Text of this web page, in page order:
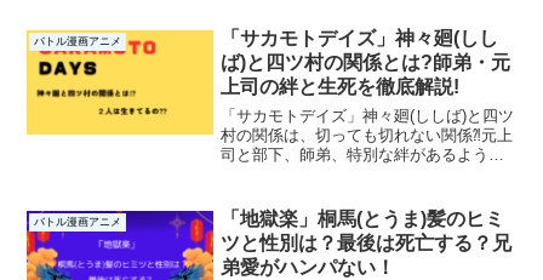
ャラクターをまとめていきますよ。第一
部「世直し姉弟編」は...
バトル漫画アニメ
「サカモトデイズ」神々廻(しし
ば)と四ツ村の関係とは?師弟・元
上司の絆と生死を徹底解説!
「サカモトデイズ」神々廻(ししば)と四ツ
村の関係は、切っても切れない関係⁈元上
司と部下、師弟、特別な絆があるように
良かった最後までお付き合いください
ね。「サカモトデイ...
バトル漫画アニメ
「地獄楽」桐馬(とうま)髪のヒミ
ツと性別は？最後は死亡する？兄
弟愛がハンパない！